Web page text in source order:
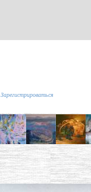
Зарегистрироваться